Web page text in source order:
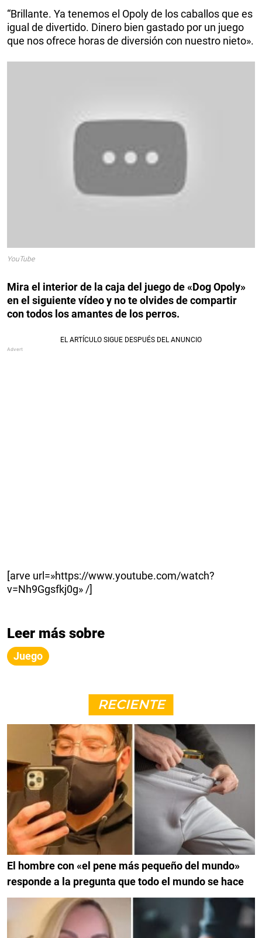
“Brillante. Ya tenemos el Opoly de los caballos que es
igual de divertido. Dinero bien gastado por un juego
que nos ofrece horas de diversión con nuestro nieto».
YouTube
Mira el interior de la caja del juego de «Dog Opoly»
en el siguiente vídeo y no te olvides de compartir
con todos los amantes de los perros.
[arve url=»https://www.youtube.com/watch?
v=Nh9Ggsfkj0g» /]
Leer más sobre
Juego
RECIENTE
El hombre con «el pene más pequeño del mundo»
responde a la pregunta que todo el mundo se hace